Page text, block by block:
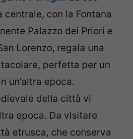
centrale, con la Fontana
Palazzo dei Priori e
Lorenzo, regala una
perfetta per un
un’altra epoca.
della città vi
epoca. Da visitare
etrusca, che conserva